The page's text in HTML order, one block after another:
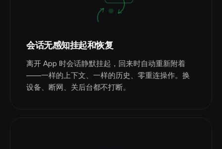
会话无感知挂起和恢复
离开 App 时会话静默挂起，回来时自动重新附着
——一样的上下文、一样的历史、零重连操作。换
设备、断网、关后台都不打断。